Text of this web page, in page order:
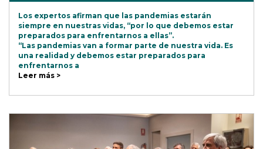
Los expertos afirman que las pandemias estarán
siempre en nuestras vidas, “por lo que debemos estar
preparados para enfrentarnos a ellas”.
“Las pandemias van a formar parte de nuestra vida. Es
una realidad y debemos estar preparados para
enfrentarnos a
Leer más >